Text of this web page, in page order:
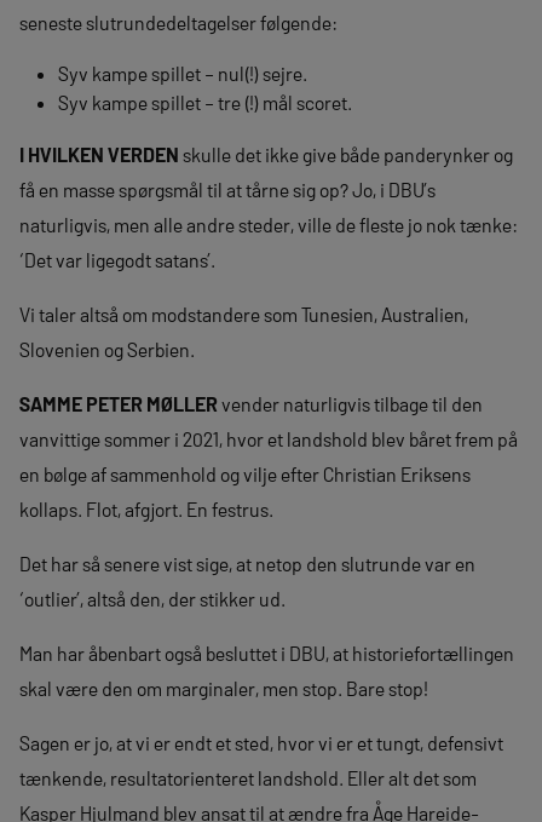
seneste slutrundedeltagelser følgende:
Syv kampe spillet – nul(!) sejre.
Syv kampe spillet – tre (!) mål scoret.
I HVILKEN VERDEN skulle det ikke give både panderynker og
få en masse spørgsmål til at tårne sig op? Jo, i DBU’s
naturligvis, men alle andre steder, ville de fleste jo nok tænke:
‘Det var ligegodt satans’.
Vi taler altså om modstandere som Tunesien, Australien,
Slovenien og Serbien.
SAMME PETER MØLLERvender naturligvis tilbage til den
vanvittige sommer i 2021, hvor et landshold blev båret frem på
en bølge af sammenhold og vilje efter Christian Eriksens
kollaps. Flot, afgjort. En festrus.
Det har så senere vist sige, at netop den slutrunde var en
‘outlier’, altså den, der stikker ud.
Man har åbenbart også besluttet i DBU, at historiefortællingen
skal være den om marginaler, men stop. Bare stop!
Sagen er jo, at vi er endt et sted, hvor vi er et tungt, defensivt
tænkende, resultatorienteret landshold. Eller alt det som
Kasper Hjulmand blev ansat til at ændre fra Åge Hareide-